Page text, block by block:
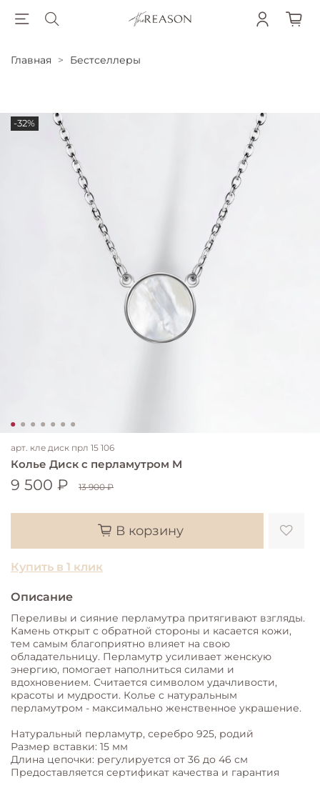
Главная Бестселлеры
-32%
арт. кле диск прл 15 106
Колье Диск с перламутром M
9 500 ₽ 13 900 ₽
В корзину
Купить в 1 клик
Описание
Переливы и сияние перламутра притягивают взгляды.
Камень открыт с обратной стороны и касается кожи,
тем самым благоприятно влияет на свою
обладательницу. Перламутр усиливает женскую
энергию, помогает наполниться силами и
вдохновением. Считается символом удачливости,
красоты и мудрости. Колье с натуральным
перламутром - максимально женственное украшение.
Натуральный перламутр, серебро 925, родий
Размер вставки: 15 мм
Длина цепочки: регулируется от 36 до 46 см
Предоставляется сертификат качества и гарантия